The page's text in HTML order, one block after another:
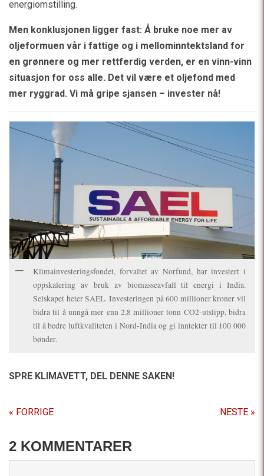
energiomstilling.
Men konklusjonen ligger fast: Å bruke noe mer av
oljeformuen vår i fattige og i mellominntektsland for
en grønnere og mer rettferdig verden, er en vinn-vinn
situasjon for oss alle. Det vil være et oljefond med
mer ryggrad. Vi må gripe sjansen – invester nå!
Klimainvesteringsfondet, forvaltet av Norfund, har investert i
oppskalering av bruk av biomasseavfall til energi i India.
Selskapet heter SAEL. Investeringen på 600 millioner kroner vil
bidra til å unngå mer enn 2,8 millioner tonn CO2-utslipp, bidra
til å bedre luftkvaliteten i Nord-India og gi inntekter til 100 000
bønder.
SPRE KLIMAVETT, DEL DENNE SAKEN!
« FORRIGE NESTE »
2 KOMMENTARER